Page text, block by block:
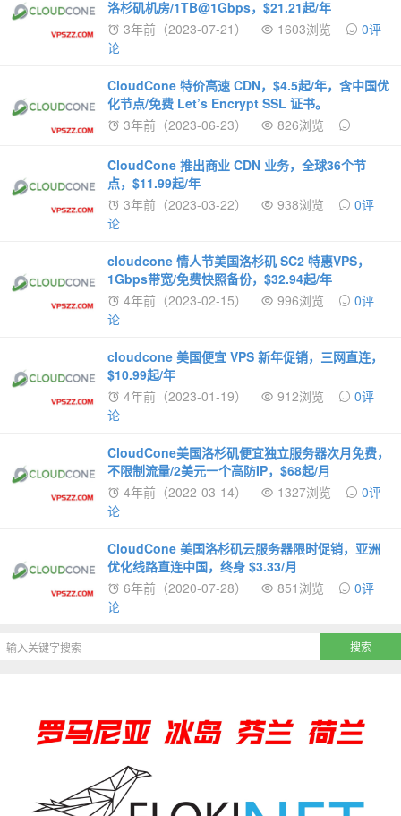
洛杉矶机房/1TB@1Gbps，$21.21起/年
3年前（2023-07-21）
1603浏览
0评
论
CloudCone 特价高速 CDN，$4.5起/年，含中国优
化节点/免费 Let’s Encrypt SSL 证书。
3年前（2023-06-23）
826浏览
CloudCone 推出商业 CDN 业务，全球36个节
点，$11.99起/年
3年前（2023-03-22）
938浏览
0评
论
cloudcone 情人节美国洛杉矶 SC2 特惠VPS，
1Gbps带宽/免费快照备份，$32.94起/年
4年前（2023-02-15）
996浏览
0评
论
cloudcone 美国便宜 VPS 新年促销，三网直连，
$10.99起/年
4年前（2023-01-19）
912浏览
0评
论
CloudCone美国洛杉矶便宜独立服务器次月免费，
不限制流量/2美元一个高防IP，$68起/月
4年前（2022-03-14）
1327浏览
0评
论
CloudCone 美国洛杉矶云服务器限时促销，亚洲
优化线路直连中国，终身 $3.33/月
6年前（2020-07-28）
851浏览
0评
论